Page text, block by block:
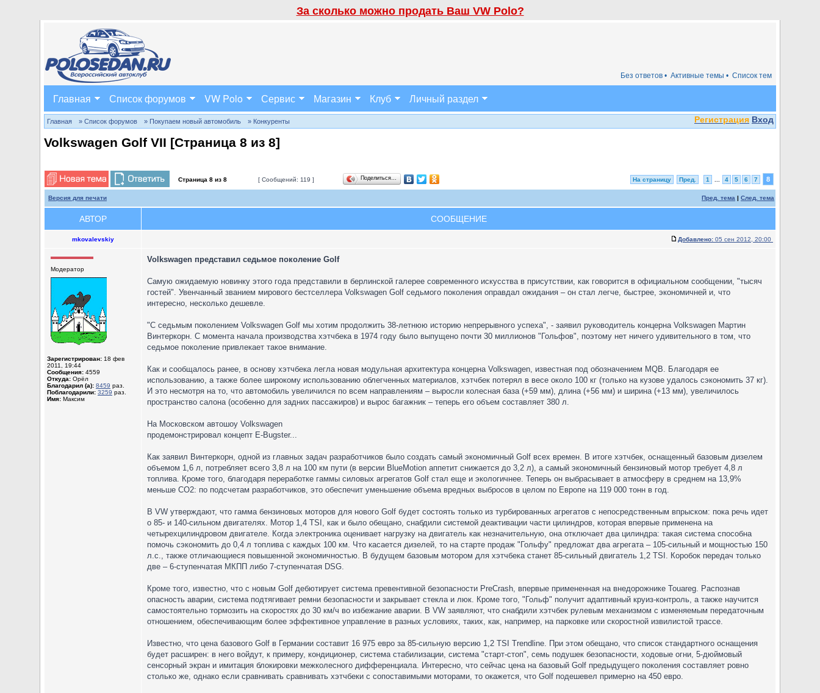
За сколько можно продать Ваш VW Polo?
Список тем
Активные темы •
Без ответов •
Главная Список форумов VW Polo Сервис Магазин Клуб Личный раздел
Регистрация Вход
Главная » Список форумов » Покупаем новый автомобиль » Конкуренты
Volkswagen Golf VII [Страница 8 из 8]
Страница 8 из 8 [ Сообщений: 119 ] Поделиться… На страницу Пред. 1 4 5 6 7 8
Версия для печати Пред. тема | След. тема
АВТОР СООБЩЕНИЕ
mkovalevskiy Добавлено: 05 сен 2012, 20:00
Модератор
Зарегистрирован: 18 фев
2011, 19:44
Сообщения: 4559
Откуда: Орёл
Благодарил (а): 8459 раз.
Поблагодарили: 3259 раз.
Имя: Максим
Volkswagen представил седьмое поколение Golf
Самую ожидаемую новинку этого года представили в берлинской галерее современного искусства в присутствии, как говорится в официальном сообщении, "тысяч
гостей". Увенчанный званием мирового бестселлера Volkswagen Golf седьмого поколения оправдал ожидания – он стал легче, быстрее, экономичней и, что
интересно, несколько дешевле.
"С седьмым поколением Volkswagen Golf мы хотим продолжить 38-летнюю историю непрерывного успеха", - заявил руководитель концерна Volkswagen Мартин
Винтеркорн. С момента начала производства хэтчбека в 1974 году было выпущено почти 30 миллионов "Гольфов", поэтому нет ничего удивительного в том, что
седьмое поколение привлекает такое внимание.
Как и сообщалось ранее, в основу хэтчбека легла новая модульная архитектура концерна Volkswagen, известная под обозначением MQB. Благодаря ее
использованию, а также более широкому использованию облегченных материалов, хэтчбек потерял в весе около 100 кг (только на кузове удалось сэкономить 37 кг).
И это несмотря на то, что автомобиль увеличился по всем направлениям – выросли колесная база (+59 мм), длина (+56 мм) и ширина (+13 мм), увеличилось
пространство салона (особенно для задних пассажиров) и вырос багажник – теперь его объем составляет 380 л.
На Московском автошоу Volkswagen
продемонстрировал концепт E-Bugster...
Как заявил Винтеркорн, одной из главных задач разработчиков было создать самый экономичный Golf всех времен. В итоге хэтчбек, оснащенный базовым дизелем
объемом 1,6 л, потребляет всего 3,8 л на 100 км пути (в версии BlueMotion аппетит снижается до 3,2 л), а самый экономичный бензиновый мотор требует 4,8 л
топлива. Кроме того, благодаря переработке гаммы силовых агрегатов Golf стал еще и экологичнее. Теперь он выбрасывает в атмосферу в среднем на 13,9%
меньше СО2: по подсчетам разработчиков, это обеспечит уменьшение объема вредных выбросов в целом по Европе на 119 000 тонн в год.
В VW утверждают, что гамма бензиновых моторов для нового Golf будет состоять только из турбированных агрегатов с непосредственным впрыском: пока речь идет
о 85- и 140-сильном двигателях. Мотор 1,4 TSI, как и было обещано, снабдили системой деактивации части цилиндров, которая впервые применена на
четырехцилиндровом двигателе. Когда электроника оценивает нагрузку на двигатель как незначительную, она отключает два цилиндра: такая система способна
помочь сэкономить до 0,4 л топлива с каждых 100 км. Что касается дизелей, то на старте продаж "Гольфу" предложат два агрегата – 105-сильный и мощностью 150
л.с., также отличающиеся повышенной экономичностью. В будущем базовым мотором для хэтчбека станет 85-сильный двигатель 1,2 TSI. Коробок передач только
две – 6-ступенчатая МКПП либо 7-ступенчатая DSG.
Кроме того, известно, что с новым Golf дебютирует система превентивной безопасности PreCrash, впервые примененная на внедорожнике Touareg. Распознав
опасность аварии, система подтягивает ремни безопасности и закрывает стекла и люк. Кроме того, "Гольф" получит адаптивный круиз-контроль, а также научится
самостоятельно тормозить на скоростях до 30 км/ч во избежание аварии. В VW заявляют, что снабдили хэтчбек рулевым механизмом с изменяемым передаточным
отношением, обеспечивающим более эффективное управление в разных условиях, таких, как, например, на парковке или скоростной извилистой трассе.
Известно, что цена базового Golf в Германии составит 16 975 евро за 85-сильную версию 1,2 TSI Trendline. При этом обещано, что список стандартного оснащения
будет расширен: в него войдут, к примеру, кондиционер, система стабилизации, система "старт-стоп", семь подушек безопасности, ходовые огни, 5-дюймовый
сенсорный экран и имитация блокировки межколесного дифференциала. Интересно, что сейчас цена на базовый Golf предыдущего поколения составляет ровно
столько же, однако если сравнивать сравнивать хэтчбеки с сопоставимыми моторами, то окажется, что Golf подешевел примерно на 450 евро.